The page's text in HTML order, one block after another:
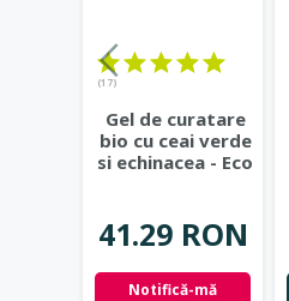
(17)
Gel de curatare
bio cu ceai verde
si echinacea - Eco
41.29 RON
Notifică-mă